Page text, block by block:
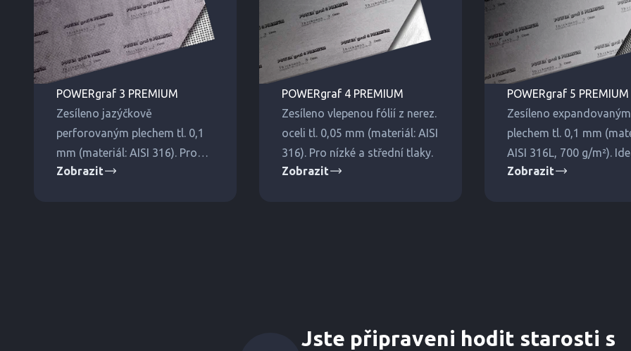
POWERgraf 3 PREMIUM
Zesíleno jazýčkově
perforovaným plechem tl. 0,1
mm (materiál: AISI 316). Pro
střední a vyšší tlaky.
Zobrazit
POWERgraf 4 PREMIUM
Zesíleno vlepenou fólií z nerez.
oceli tl. 0,05 mm (materiál: AISI
316). Pro nízké a střední tlaky.
Zobrazit
POWERgraf 5 PREMIUM
Zesíleno
plechem tl. 0,1 mm
AISI 316L, 700 g/m²).
těsnění na velké změny
Zobrazit
Jste připraveni hodit starosti s